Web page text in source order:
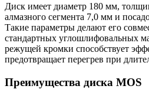
Диск имеет диаметр 180 мм,
алмазного сегмента 7,0 мм и
Такие параметры делают его
стандартных углошлифовальных
режущей кромки способствует
предотвращает перегрев при
Преимущества диска MOS